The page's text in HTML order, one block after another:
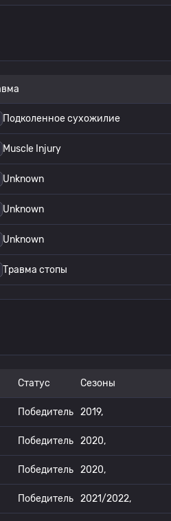
Подколенное сухожилие
Muscle Injury
Unknown
Unknown
Unknown
Травма стопы
Статус Сезоны
Победитель 2019,
Победитель 2020,
Победитель 2020,
Победитель 2021/2022,